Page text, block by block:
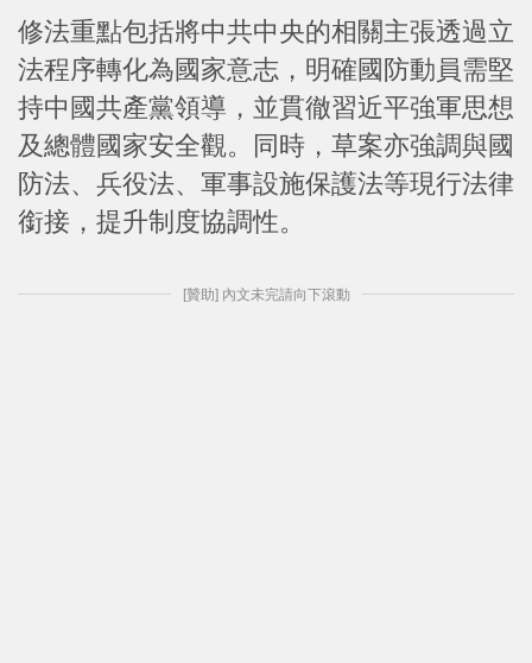
修法重點包括將中共中央的相關主張透過立
法程序轉化為國家意志，明確國防動員需堅
持中國共產黨領導，並貫徹習近平強軍思想
及總體國家安全觀。同時，草案亦強調與國
防法、兵役法、軍事設施保護法等現行法律
銜接，提升制度協調性。
[贊助] 內文未完請向下滾動